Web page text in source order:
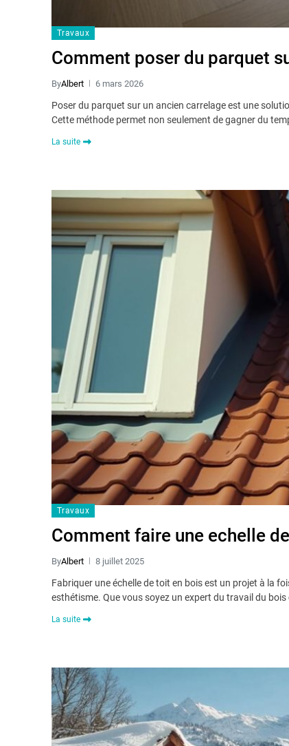
Travaux
Comment poser du parquet
ByAlbert 6 mars 2026
Poser du parquet sur un ancien carrelage est une
Cette méthode permet non seulement de gagner du
La suite
Travaux
Comment faire une echelle
ByAlbert 8 juillet 2025
Fabriquer une échelle de toit en bois est un projet à la
esthétisme. Que vous soyez un expert du travail du bois
La suite